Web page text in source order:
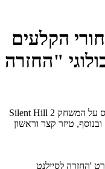
הקלעים
"החזרה
הסרט החדש של הבמאי כריסטוף גאנס מבוסס על המשחק Silent Hill 2
טיזר קצר וראשון